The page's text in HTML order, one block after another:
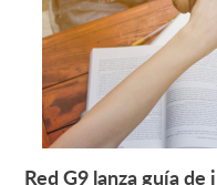
Red G9 lanza guía